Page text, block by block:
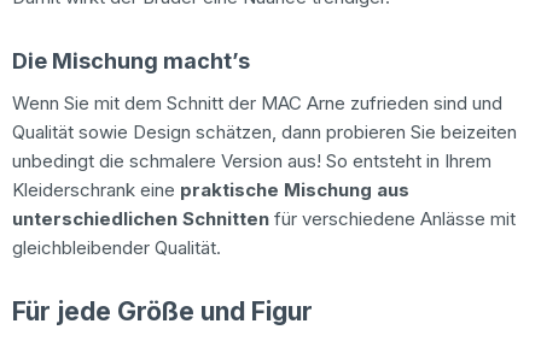
Die Mischung macht’s
Wenn Sie mit dem Schnitt der MAC Arne zufrieden sind und
Qualität sowie Design schätzen, dann probieren Sie beizeiten
unbedingt die schmalere Version aus! So entsteht in Ihrem
Kleiderschrank eine praktische Mischung aus
unterschiedlichen Schnitten für verschiedene Anlässe mit
gleichbleibender Qualität.
Für jede Größe und Figur